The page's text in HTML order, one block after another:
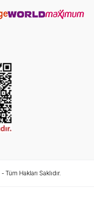
- Tüm Hakları Saklıdır.